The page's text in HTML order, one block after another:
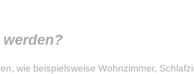
wie beispielsweise Wohnzimmer,